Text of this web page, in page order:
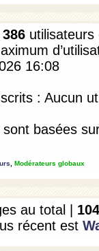
386
16:08
: Aucun
sont basées
Modérateurs globaux
au total | 104
récent est